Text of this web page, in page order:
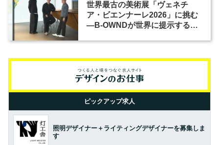
世界最古の美術展「ヴェネチ
ア・ビエンナーレ2026」に挑む
―B-OWNDが世界に提示する美
ピックアップ求人
照明デザイナー＋ライティングデザイナーを募集しま
す